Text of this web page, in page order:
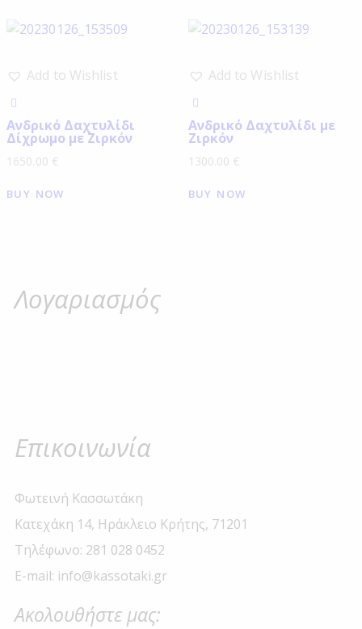
Add to Wishlist
Ανδρικό Δαχτυλίδι
Δίχρωμο με Ζιρκόν
1650.00 €
BUY NOW
Add to Wishlist
Ανδρικό Δαχτυλίδι με
Ζιρκόν
1300.00 €
BUY NOW
Λογαριασμός
Επικοινωνία
Φωτεινή Κασσωτάκη
Κατεχάκη 14, Ηράκλειο Κρήτης, 71201
Τηλέφωνο: 281 028 0452
E-mail: info@kassotaki.gr
Ακολουθήστε μας: